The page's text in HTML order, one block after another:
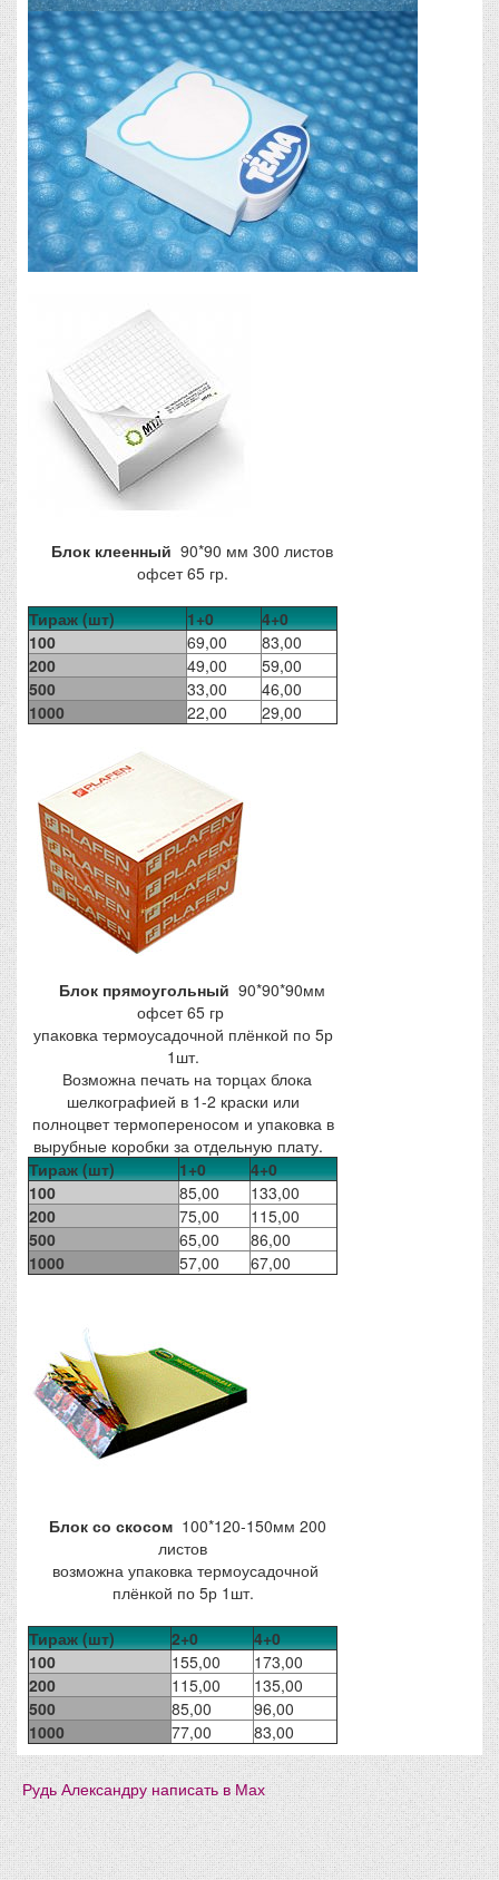
Блок клеенный 90*90 мм 300 листов
офсет 65 гр.
Тираж (шт) 1+0
4+0
100
69,00
83,00
200
49,00
59,00
500
33,00
46,00
1000
22,00 29,00
Блок прямоугольный 90*90*90мм
офсет 65 гр
упаковка термоусадочной плёнкой по 5р
1шт.
Возможна печать на торцах блока
шелкографией в 1-2 краски или
полноцвет термопереносом и упаковка в
вырубные коробки за отдельную плату.
Тираж (шт)
1+0
4+0
100
85,00
133,00
200
75,00
115,00
500
65,00
86,00
1000
57,00 67,00
Блок со скосом100*120-150мм 200
листов
возможна упаковка термоусадочной
плёнкой по 5р 1шт.
Тираж (шт) 2+0
4+0
100
155,00
173,00
200
115,00
135,00
500
85,00
96,00
1000
77,00 83,00
Рудь Александру написать в Мах